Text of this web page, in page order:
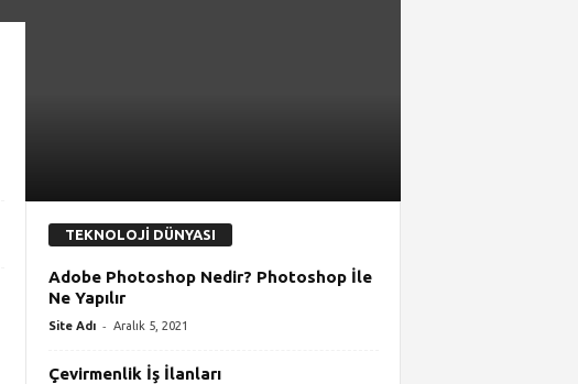
TEKNOLOJİ DÜNYASI
Adobe Photoshop Nedir? Photoshop İle
Ne Yapılır
Site Adı - Aralık 5, 2021
Çevirmenlik İş İlanları